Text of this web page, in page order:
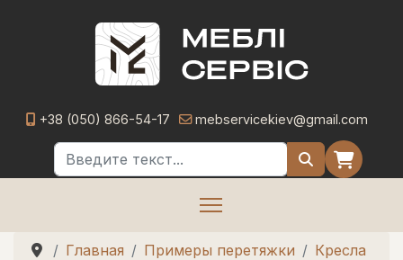
+38 (050) 866-54-17 mebservicekiev@gmail.com
Поиск
Главная Примеры перетяжки
Кресла